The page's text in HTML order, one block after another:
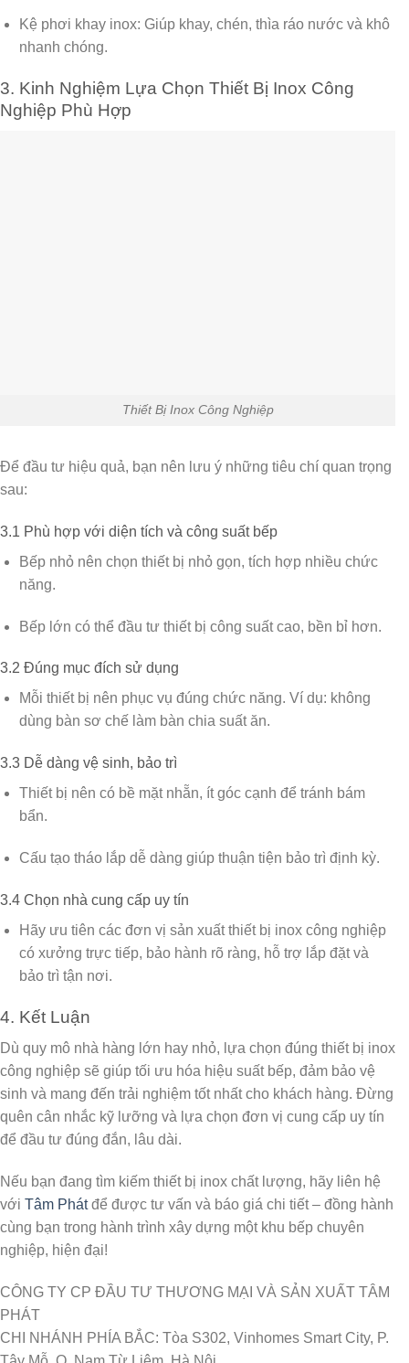
Kệ phơi khay inox: Giúp khay, chén, thìa ráo nước và khô
nhanh chóng.
3. Kinh Nghiệm Lựa Chọn Thiết Bị Inox Công
Nghiệp Phù Hợp
Thiết Bị Inox Công Nghiệp
Để đầu tư hiệu quả, bạn nên lưu ý những tiêu chí quan trọng
sau:
3.1 Phù hợp với diện tích và công suất bếp
Bếp nhỏ nên chọn thiết bị nhỏ gọn, tích hợp nhiều chức
năng.
Bếp lớn có thể đầu tư thiết bị công suất cao, bền bỉ hơn.
3.2 Đúng mục đích sử dụng
Mỗi thiết bị nên phục vụ đúng chức năng. Ví dụ: không
dùng bàn sơ chế làm bàn chia suất ăn.
3.3 Dễ dàng vệ sinh, bảo trì
Thiết bị nên có bề mặt nhẵn, ít góc cạnh để tránh bám
bẩn.
Cấu tạo tháo lắp dễ dàng giúp thuận tiện bảo trì định kỳ.
3.4 Chọn nhà cung cấp uy tín
Hãy ưu tiên các đơn vị sản xuất thiết bị inox công nghiệp
có xưởng trực tiếp, bảo hành rõ ràng, hỗ trợ lắp đặt và
bảo trì tận nơi.
4. Kết Luận
Dù quy mô nhà hàng lớn hay nhỏ, lựa chọn đúng thiết bị inox
công nghiệp sẽ giúp tối ưu hóa hiệu suất bếp, đảm bảo vệ
sinh và mang đến trải nghiệm tốt nhất cho khách hàng. Đừng
quên cân nhắc kỹ lưỡng và lựa chọn đơn vị cung cấp uy tín
để đầu tư đúng đắn, lâu dài.
Nếu bạn đang tìm kiếm thiết bị inox chất lượng, hãy liên hệ
với Tâm Phátđể được tư vấn và báo giá chi tiết – đồng hành
cùng bạn trong hành trình xây dựng một khu bếp chuyên
nghiệp, hiện đại!
CÔNG TY CP ĐẦU TƯ THƯƠNG MẠI VÀ SẢN XUẤT TÂM
PHÁT
CHI NHÁNH PHÍA BẮC: Tòa S302, Vinhomes Smart City, P.